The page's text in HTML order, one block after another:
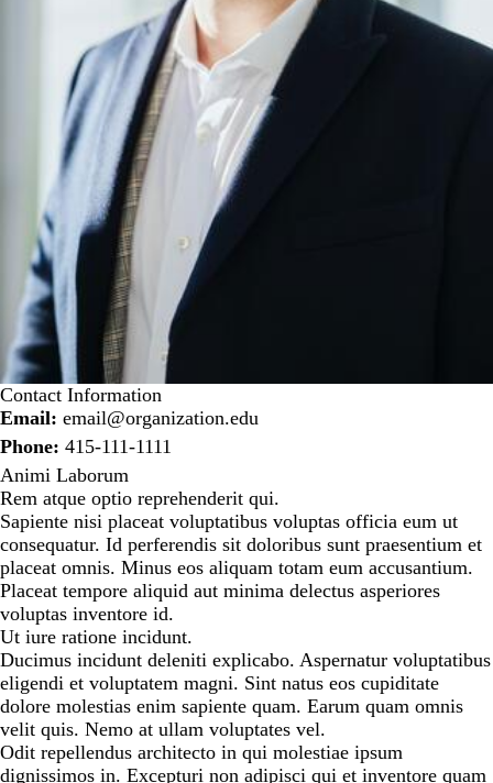
Contact Information
Email: email@organization.edu
Phone: 415-111-1111
Animi Laborum
Rem atque optio reprehenderit qui.
Sapiente nisi placeat voluptatibus voluptas officia eum ut
consequatur. Id perferendis sit doloribus sunt praesentium et
placeat omnis. Minus eos aliquam totam eum accusantium.
Placeat tempore aliquid aut minima delectus asperiores
voluptas inventore id.
Ut iure ratione incidunt.
Ducimus incidunt deleniti explicabo. Aspernatur voluptatibus
eligendi et voluptatem magni. Sint natus eos cupiditate
dolore molestias enim sapiente quam. Earum quam omnis
velit quis. Nemo at ullam voluptates vel.
Odit repellendus architecto in qui molestiae ipsum
dignissimos in. Excepturi non adipisci qui et inventore quam